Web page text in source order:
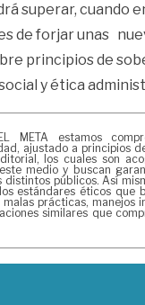
superar, cuando
de forjar unas
principios de
y ética
META estamos
ajustado a principios
los cuales son
medio y buscan
distintos públicos. Así
estándares éticos que
prácticas, manejos
similares que